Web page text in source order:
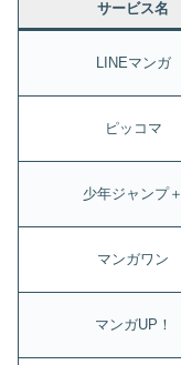
サービス名
LINEマンガ
ピッコマ
少年ジャンプ＋
マンガワン
マンガUP！